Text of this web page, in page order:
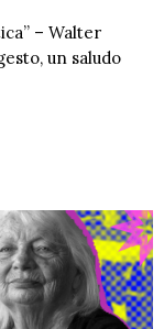
– Walter
un saludo